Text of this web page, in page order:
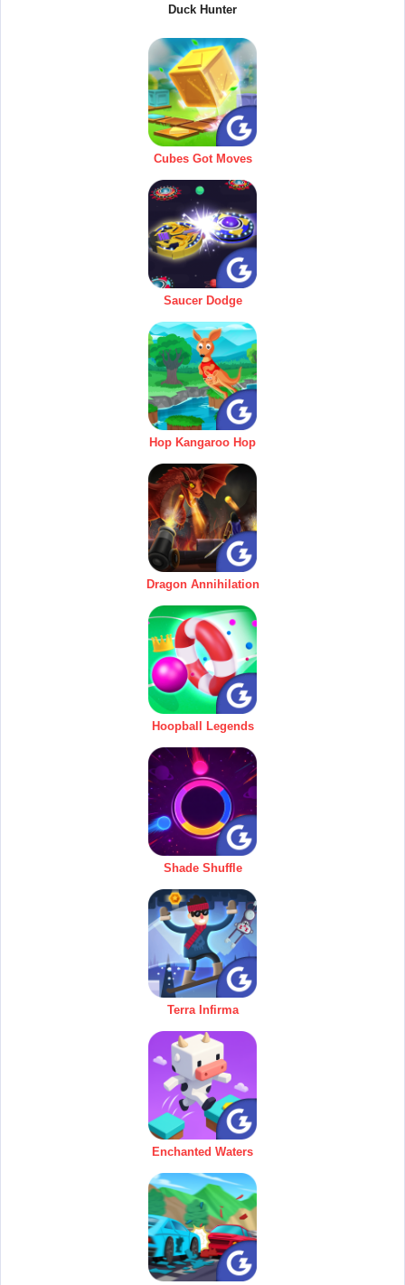
Duck Hunter
Cubes Got Moves
Saucer Dodge
Hop Kangaroo Hop
Dragon Annihilation
Hoopball Legends
Shade Shuffle
Terra Infirma
Enchanted Waters